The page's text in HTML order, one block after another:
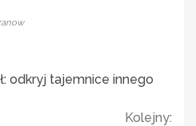
odkryj tajemnice innego
Kolejny: